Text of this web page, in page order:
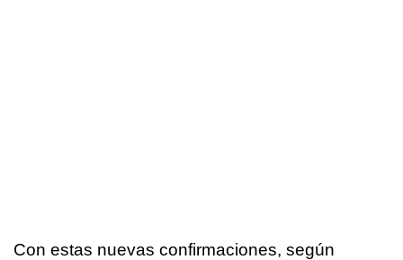
Con estas nuevas confirmaciones, según